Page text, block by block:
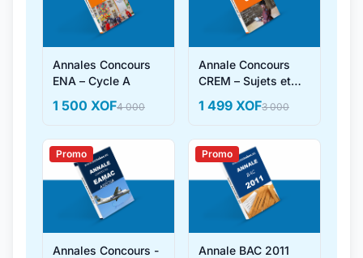
Annales Concours
ENA – Cycle A
1 500 XOF4 000
Annale Concours
CREM – Sujets et
1 499 XOF3 000
Promo
Annales Concours -
Promo
Annale BAC 2011